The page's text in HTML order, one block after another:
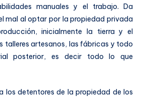
manuales y el trabajo. Da
mal al optar por la propiedad privada
inicialmente la tierra y el
talleres artesanos, las fábricas y todo
posterior, es decir todo lo que
los detentores de la propiedad de los